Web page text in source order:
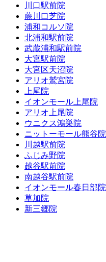
川口駅前院
蕨川口芝院
浦和コルソ院
北浦和駅前院
武蔵浦和駅前院
大宮駅前院
大宮区天沼院
アリオ鷲宮院
上尾院
イオンモール上尾院
アリオ上尾院
ウニクス鴻巣院
ニットーモール熊谷院
川越駅前院
ふじみ野院
越谷駅前院
南越谷駅前院
イオンモール春日部院
草加院
新三郷院